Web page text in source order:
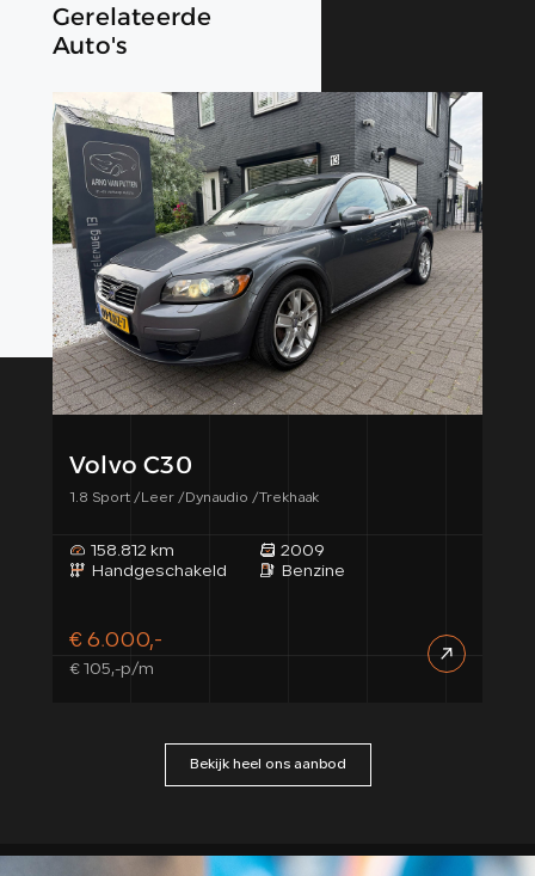
Gerelateerde
Auto's
Volvo C30
1.8 Sport /Leer /Dynaudio /Trekhaak
158.812 km
2009
Handgeschakeld
Benzine
€ 6.000,-
€ 105,-p/m
Bekijk heel ons aanbod